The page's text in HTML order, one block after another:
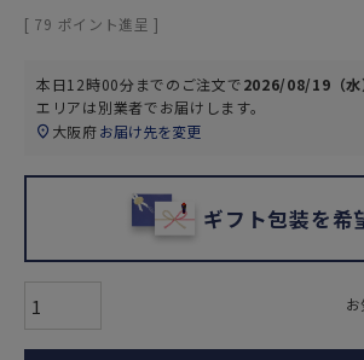
[ 79 ポイント進呈 ]
本日12時00分までのご注文で2026/08/19（水
エリアは別業者でお届けします。
大阪府お届け先を変更
ギフト包装を希